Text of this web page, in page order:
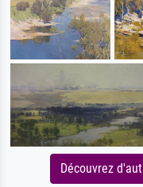
Découvrez